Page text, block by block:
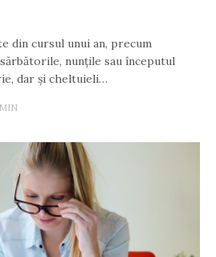
din cursul unui an, precum
nunțile sau începutul
dar și cheltuieli…